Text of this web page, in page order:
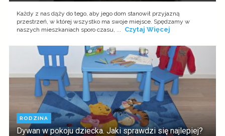
Każdy z nas dąży do tego, aby jego dom stanowił przyjazną
przestrzeń, w której wszystko ma swoje miejsce. Spędzamy w
naszych mieszkaniach sporo czasu, ...
Czytaj Więcej
RODZINA
Dywan w pokoju dziecka. Jaki sprawdzi się najlepiej?